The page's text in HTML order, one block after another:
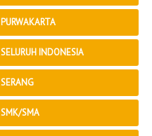
PURWAKARTA
SELURUH INDONESIA
SERANG
SMK/SMA